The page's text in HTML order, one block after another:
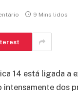
9 Mins lidos
14 está ligada a
dos